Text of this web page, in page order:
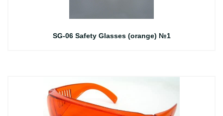
SG-06 Safety Glasses (orange) №1